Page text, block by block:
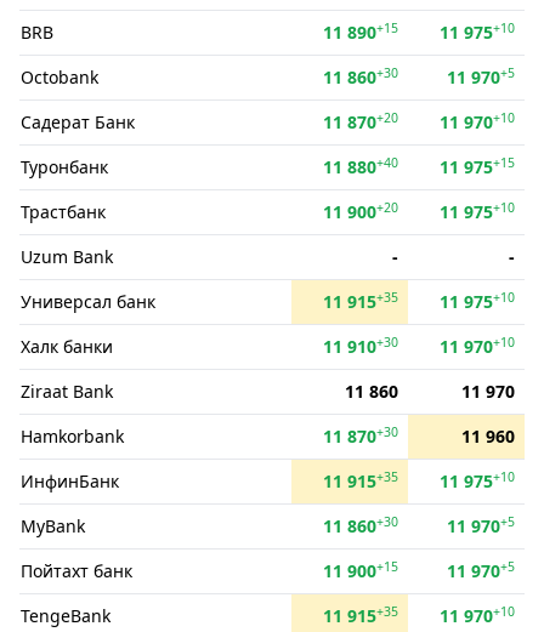
BRB 11 890+15 11 975+10
Octobank 11 860+30 11 970+5
Садерат Банк 11 870+20 11 970+10
Туронбанк 11 880+40 11 975+15
Трастбанк 11 900+20 11 975+10
Uzum Bank -
-
Универсал банк
11 915+35 11 975+10
Халк банки 11 910+30 11 970+10
Ziraat Bank 11 860
11 970
Hamkorbank
11 870+30
11 960
ИнфинБанк
11 915+35 11 975+10
MyBank 11 860+30 11 970+5
Пойтахт банк 11 900+15 11 970+5
TengeBank 11 915+35 11 970+10